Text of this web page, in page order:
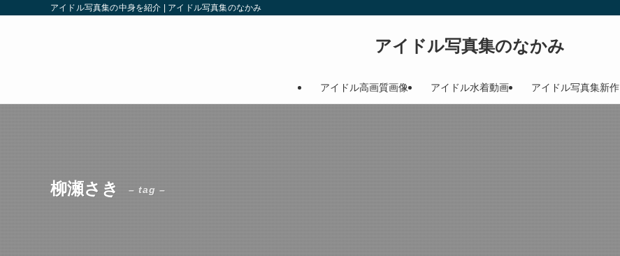
アイドル写真集の中身を紹介 | アイドル写真集のなかみ
アイドル写真集のなかみ
アイドル高画質画像 アイドル水着動画 アイドル写真集新作
柳瀬さき – tag –